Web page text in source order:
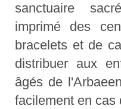
sanctuaire
imprimé des
bracelets et de
distribuer aux
âgés de
facilement en cas